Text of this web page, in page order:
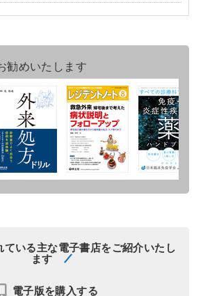
勧めいたします
ている主な電子書店をご紹介いたし
ます
電子版を購入する